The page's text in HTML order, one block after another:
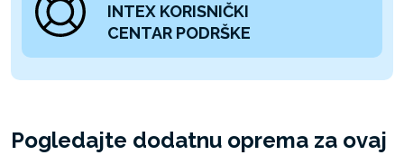
INTEX KORISNIČKI
CENTAR PODRŠKE
Pogledajte dodatnu oprema za ovaj